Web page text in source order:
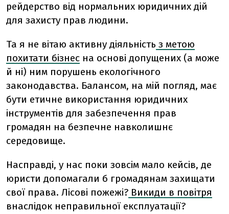
рейдерство від нормальних юридичних дій
для захисту прав людини.
Та я не вітаю активну діяльність з метою
похитати бізнес на основі допущених (а може
й ні) ним порушень екологічного
законодавства. Балансом, на мій погляд, має
бути етичне використання юридичних
інструментів для забезпечення прав
громадян на безпечне навколишнє
середовище.
Насправді, у нас поки зовсім мало кейсів, де
юристи допомагали б громадянам захищати
свої права. Лісові пожежі? Викиди в повітря
внаслідок неправильної експлуатації?